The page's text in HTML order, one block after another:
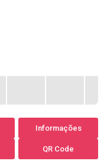
Informações
QR Code